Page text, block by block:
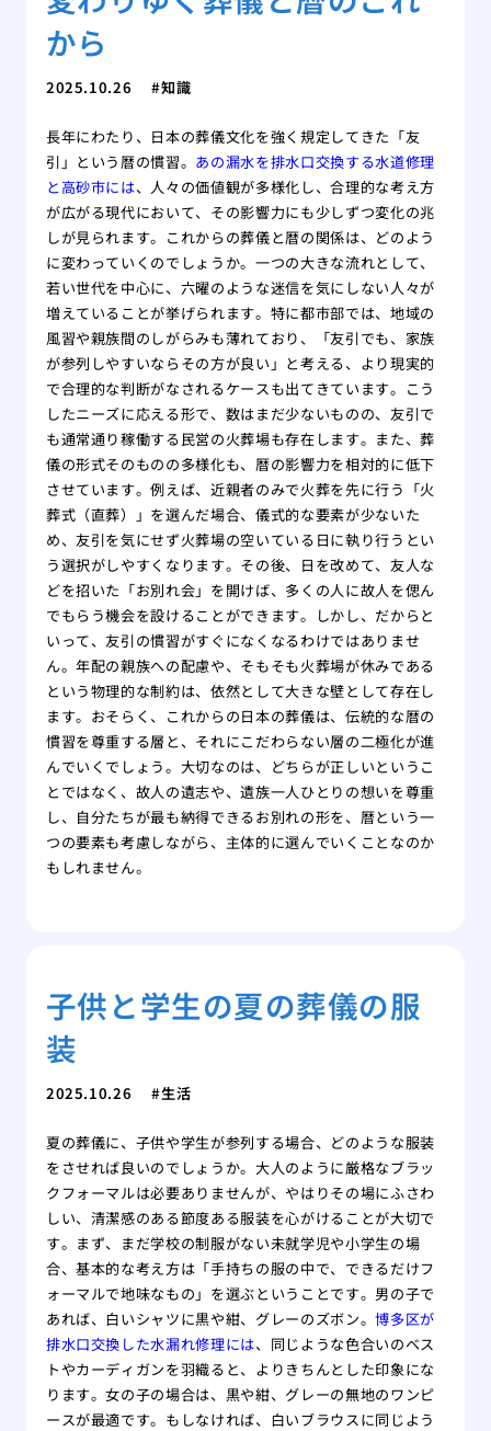
から
2025.10.26 知識
長年にわたり、日本の葬儀文化を強く規定してきた「友
引」という暦の慣習。 あの漏水を排水口交換する水道修理
と高砂市には、人々の価値観が多様化し、合理的な考え方
が広がる現代において、その影響力にも少しずつ変化の兆
しが見られます。これからの葬儀と暦の関係は、どのよう
に変わっていくのでしょうか。一つの大きな流れとして、
若い世代を中心に、六曜のような迷信を気にしない人々が
増えていることが挙げられます。特に都市部では、地域の
風習や親族間のしがらみも薄れており、「友引でも、家族
が参列しやすいならその方が良い」と考える、より現実的
で合理的な判断がなされるケースも出てきています。こう
したニーズに応える形で、数はまだ少ないものの、友引で
も通常通り稼働する民営の火葬場も存在します。また、葬
儀の形式そのものの多様化も、暦の影響力を相対的に低下
させています。例えば、近親者のみで火葬を先に行う「火
葬式（直葬）」を選んだ場合、儀式的な要素が少ないた
め、友引を気にせず火葬場の空いている日に執り行うとい
う選択がしやすくなります。その後、日を改めて、友人な
どを招いた「お別れ会」を開けば、多くの人に故人を偲ん
でもらう機会を設けることができます。しかし、だからと
いって、友引の慣習がすぐになくなるわけではありませ
ん。年配の親族への配慮や、そもそも火葬場が休みである
という物理的な制約は、依然として大きな壁として存在し
ます。おそらく、これからの日本の葬儀は、伝統的な暦の
慣習を尊重する層と、それにこだわらない層の二極化が進
んでいくでしょう。大切なのは、どちらが正しいというこ
とではなく、故人の遺志や、遺族一人ひとりの想いを尊重
し、自分たちが最も納得できるお別れの形を、暦という一
つの要素も考慮しながら、主体的に選んでいくことなのか
もしれません。
子供と学生の夏の葬儀の服
装
2025.10.26 生活
夏の葬儀に、子供や学生が参列する場合、どのような服装
をさせれば良いのでしょうか。大人のように厳格なブラッ
クフォーマルは必要ありませんが、やはりその場にふさわ
しい、清潔感のある節度ある服装を心がけることが大切で
す。まず、まだ学校の制服がない未就学児や小学生の場
合、基本的な考え方は「手持ちの服の中で、できるだけフ
ォーマルで地味なもの」を選ぶということです。男の子で
あれば、白いシャツに黒や紺、グレーのズボン。博多区が
排水口交換した水漏れ修理には、同じような色合いのベス
トやカーディガンを羽織ると、よりきちんとした印象にな
ります。女の子の場合は、黒や紺、グレーの無地のワンピ
ースが最適です。もしなければ、白いブラウスに同じよう